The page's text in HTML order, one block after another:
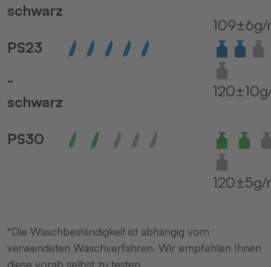
schwarz
109±6g/
PS23
-
schwarz
PS30
120±5g/
*Die Waschbeständigkeit ist abhängig vom
verwendeten Waschverfahren. Wir empfehlen Ihnen
diese vorab selbst zu testen.